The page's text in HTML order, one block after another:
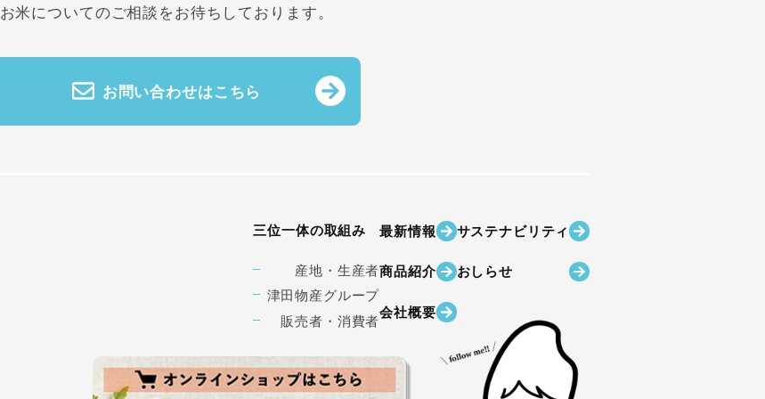
お米についてのご相談をお待ちしております。
お問い合わせはこちら
三位一体の取組み
産地・生産者
津田物産グループ
販売者・消費者
最新情報
商品紹介
会社概要
サステナビリティ
おしらせ